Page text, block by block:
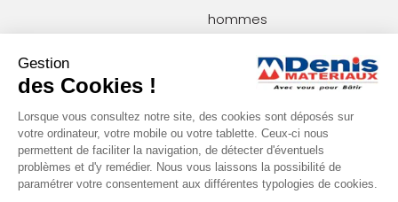
hommes
Paiements acceptés Restons en contact !
Conditions générales de vente (agences)
Conditions générales de vente (e-commerce)
Mentions légales
Plan du site
Gestion
des Cookies !
Lorsque vous consultez notre site, des cookies sont déposés sur
votre ordinateur, votre mobile ou votre tablette. Ceux-ci nous
permettent de faciliter la navigation, de détecter d'éventuels
problèmes et d'y remédier. Nous vous laissons la possibilité de
paramétrer votre consentement aux différentes typologies de cookies.